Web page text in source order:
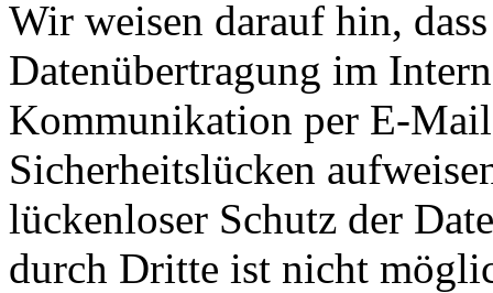
Wir weisen darauf hin,
Datenübertragung im
Kommunikation per E-
Sicherheitslücken
lückenloser Schutz der
durch Dritte ist nicht